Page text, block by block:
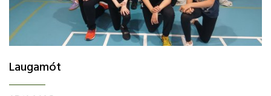
Laugamót